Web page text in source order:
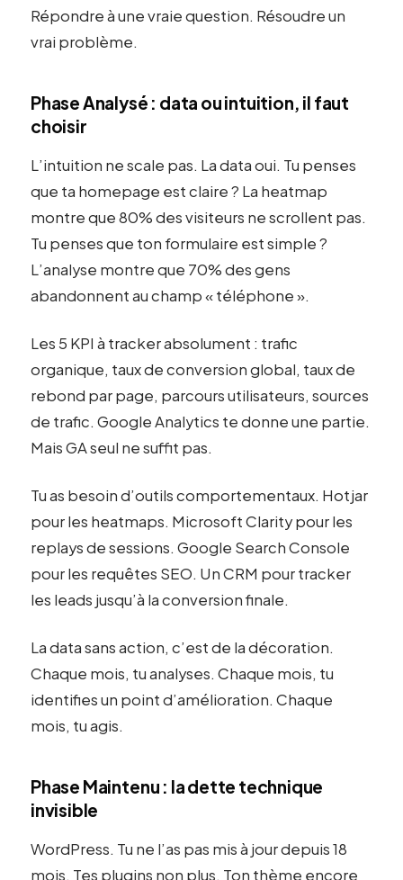
Répondre à une vraie question. Résoudre un
vrai problème.
Phase Analysé : data ou intuition, il faut
choisir
L’intuition ne scale pas. La data oui. Tu penses
que ta homepage est claire ? La heatmap
montre que 80% des visiteurs ne scrollent pas.
Tu penses que ton formulaire est simple ?
L’analyse montre que 70% des gens
abandonnent au champ « téléphone ».
Les 5 KPI à tracker absolument : trafic
organique, taux de conversion global, taux de
rebond par page, parcours utilisateurs, sources
de trafic. Google Analytics te donne une partie.
Mais GA seul ne suffit pas.
Tu as besoin d’outils comportementaux. Hotjar
pour les heatmaps. Microsoft Clarity pour les
replays de sessions. Google Search Console
pour les requêtes SEO. Un CRM pour tracker
les leads jusqu’à la conversion finale.
La data sans action, c’est de la décoration.
Chaque mois, tu analyses. Chaque mois, tu
identifies un point d’amélioration. Chaque
mois, tu agis.
Phase Maintenu : la dette technique
invisible
WordPress. Tu ne l’as pas mis à jour depuis 18
mois. Tes plugins non plus. Ton thème encore